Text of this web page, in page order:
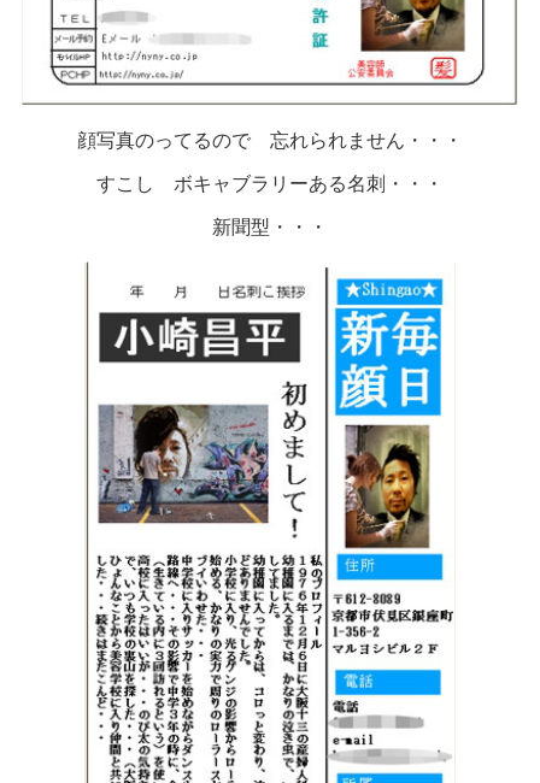
顔写真のってるので 忘れられません・・・
すこし ボキャブラリーある名刺・・・
新聞型・・・